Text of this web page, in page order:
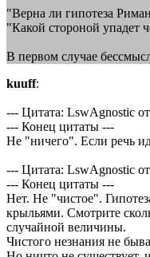
"Верна ли гипотеза
"Какой стороной упадет
В первом случае
kuuff:
--- Цитата: LswAgnostic
--- Конец цитаты ---
Не "ничего". Если речь
--- Цитата: LswAgnostic
--- Конец цитаты ---
Нет. Не "чистое".
крыльями. Смотрите
случайной величины.
Чистого незнания не